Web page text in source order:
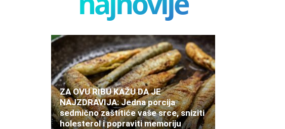
ZA OVU RIBU KAŽU DA JE
NAJZDRAVIJA: Jedna porcija
sedmično zaštitiće vaše srce, sniziti
holesterol i popraviti memoriju